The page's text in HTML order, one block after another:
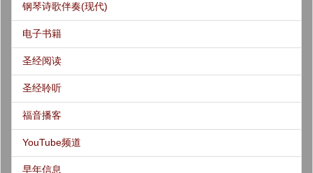
钢琴诗歌伴奏(现代)
电子书籍
圣经阅读
圣经聆听
福音播客
YouTube频道
早年信息